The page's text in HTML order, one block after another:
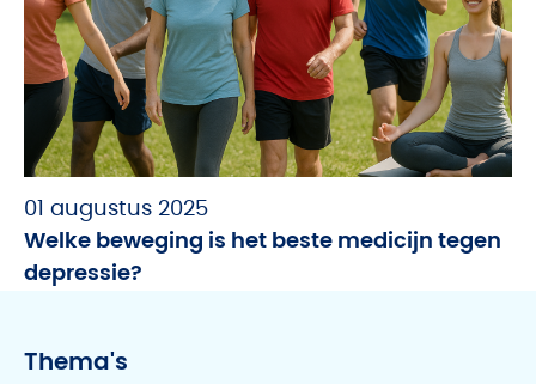
01 augustus 2025
Welke beweging is het beste medicijn tegen
depressie?
Thema's